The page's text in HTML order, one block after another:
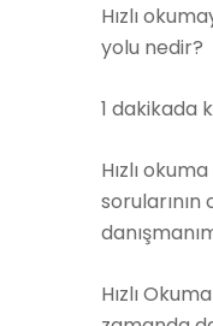
Hızlı
yolu nedir?
1 dakikada
Hızlı
sorularının
Hızlı